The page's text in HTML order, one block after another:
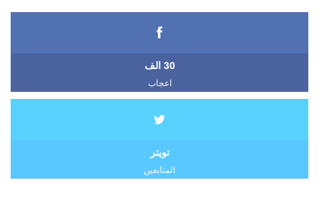
30 الف
اعجاب
تويتر
المتابعين